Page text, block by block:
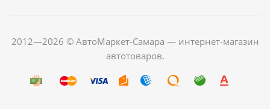
2012—2026 © АвтоМаркет-Самара — интернет-магазин
автотоваров.